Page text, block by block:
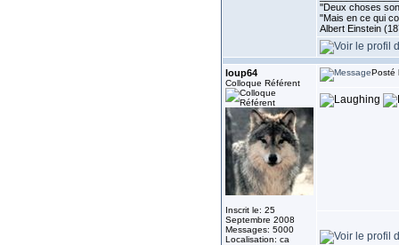
''Deux choses
"Mais en ce qui
Albert Einstein
loup64
Colloque Référent
Inscrit le: 25
Septembre 2008
Messages: 5000
Localisation: ca
Posté